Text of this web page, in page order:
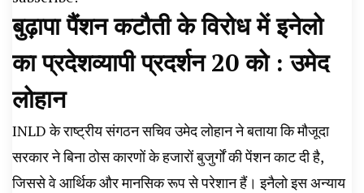
बुढ़ापा पैंशन कटौती के विरोध में इनेलो
का प्रदेशव्यापी प्रदर्शन 20 को : उमेद
लोहान
INLD के राष्ट्रीय संगठन सचिव उमेद लोहान ने बताया कि मौजूदा
सरकार ने बिना ठोस कारणों के हजारों बुजुर्गों की पेंशन काट दी है,
जिससे वे आर्थिक और मानसिक रूप से परेशान हैं। इनैलो इस अन्याय